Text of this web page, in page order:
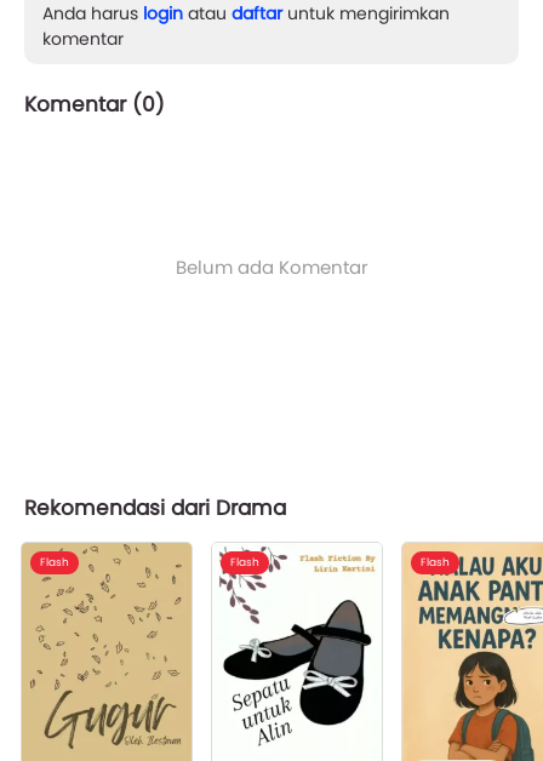
Anda harus login atau daftaruntuk mengirimkan
komentar
Komentar (0)
Belum ada Komentar
Rekomendasi dari Drama
Flash Flash Flash